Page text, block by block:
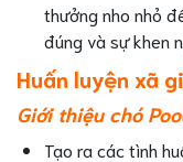
thưởng nho nhỏ
đúng và sự khen
Huấn luyện xã
Giới thiệu chó
Tạo ra các tình